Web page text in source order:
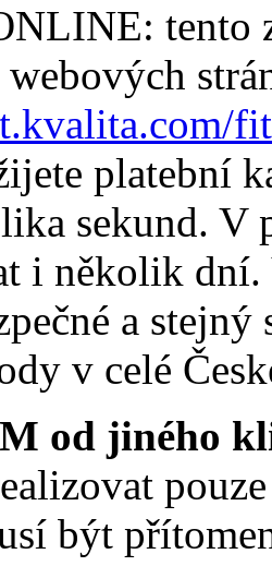
tento
platební
sekund. V
i několik
a
v celé
od jiného
být